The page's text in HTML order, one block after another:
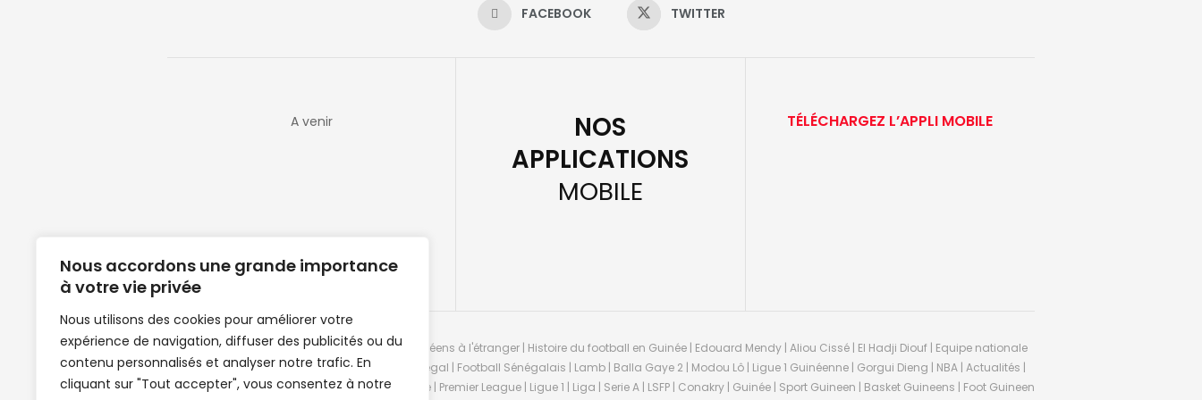
Nous accordons une grande importance
à votre vie privée
Nous utilisons des cookies pour améliorer votre
expérience de navigation, diffuser des publicités ou du
contenu personnalisés et analyser notre trafic. En
cliquant sur "Tout accepter", vous consentez à notre
FACEBOOK TWITTER
A venir
NOS
APPLICATIONS
MOBILE
TÉLÉCHARGEZ L’APPLI MOBILE
Clubs de football en Guinée | Footballeurs guinéens à l'étranger | Histoire du football en Guinée | Edouard Mendy | Aliou Cissé | El Hadji Diouf | Equipe nationale
de Guinée de football | Mercato | Lions du Sénégal | Football Sénégalais | Lamb | Balla Gaye 2 | Modou Lô | Ligue 1 Guinéenne | Gorgui Dieng | NBA | Actualités |
News | Match en direct | But | Actualité au Guinée | Premier League | Ligue 1 | Liga | Serie A | LSFP | Conakry | Guinée | Sport Guineen | Basket Guineens | Foot Guineen